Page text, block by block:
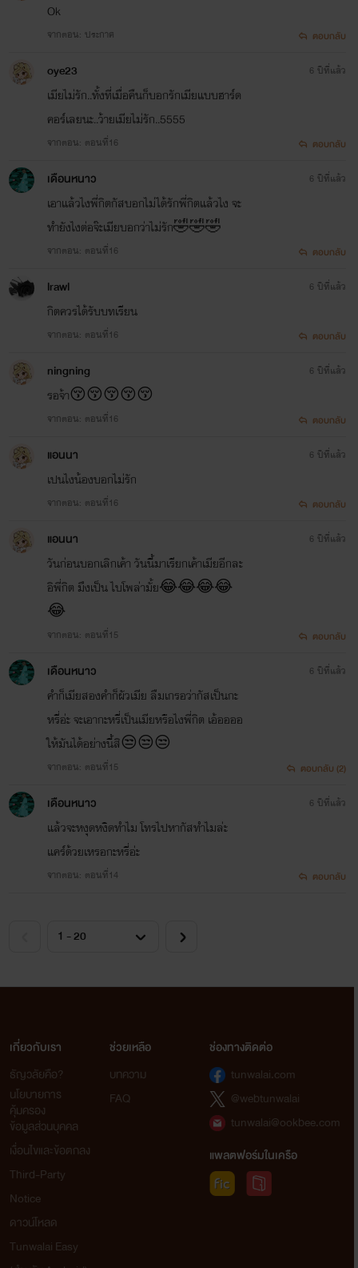
Ok
จากตอน: ประกาศ ตอบกลับ
oye23
เมียไม่รัก..ทั้งที่เมื่อคืนก็บอกรักเมียแบบฮาร์ด
คอร์เลยนะ..ว้ายเมียไม่รัก..5555
จากตอน: ตอนที่16
6 ปีที่แล้ว
ตอบกลับ
เดือนหนาว
เอาแล้วไงพี่กิตกัสบอกไม่ได้รักพี่กิตแล้วไง จะ
ทำยังไงต่อจ๊ะเมียบอกว่าไม่รัก🤣🤣🤣
จากตอน: ตอนที่16
6 ปีที่แล้ว
ตอบกลับ
lrawl
กิตควรได้รับบทเรียน
จากตอน: ตอนที่16
6 ปีที่แล้ว
ตอบกลับ
ningning
รอจ้า😚😚😚😚😚
จากตอน: ตอนที่16
6 ปีที่แล้ว
ตอบกลับ
แอนนา
เปนไงน้องบอกไม่รัก
จากตอน: ตอนที่16
6 ปีที่แล้ว
ตอบกลับ
แอนนา
วันก่อนบอกเลิกเค้า วันนี้มาเรียกเค้าเมียอีกละ
อิพี่กิต มึงเป็น ไบโพล่ามั้ย😂😂😂😂
😂
จากตอน: ตอนที่15
6 ปีที่แล้ว
ตอบกลับ
เดือนหนาว
คำก็เมียสองคำก็ผัวเมีย ลืมเกรอว่ากัสเป็นกะ
หรี่อ่ะ จะเอากะหรี่เป็นเมียหรือไงพี่กิต เอ้ออออ
ให้มันได้อย่างนี้สิ😒😒😒
จากตอน: ตอนที่15
6 ปีที่แล้ว
ตอบกลับ (2)
เดือนหนาว
แล้วจะหงุดหงิดทำไม โทรไปหากัสทำไมล่ะ
แคร์ด้วยเหรอกะหรี่อ่ะ
จากตอน: ตอนที่14
6 ปีที่แล้ว
ตอบกลับ
เกี่ยวกับเรา
ธัญวลัยคือ?
นโยบายการ
คุ้มครอง
ข้อมูลส่วนบุคคล
เงื่อนไขและข้อตกลง
Third-Party
Notice
ดาวน์โหลด
Tunwalai Easy
ช่วยเหลือ
บทความ
FAQ
ช่องทางติดต่อ
tunwalai.com
@webtunwalai
tunwalai@ookbee.com
แพลตฟอร์มในเครือ